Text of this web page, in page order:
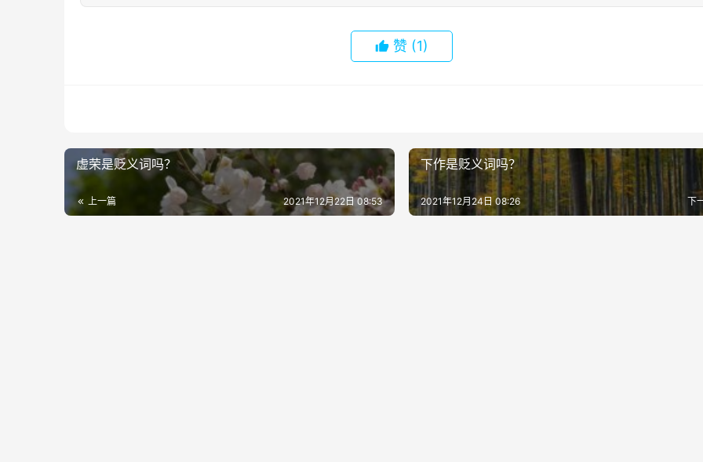
赞 (1)
虚荣是贬义词吗？
上一篇 2021年12月22日 08:53
下作是贬义词吗？
下
2021年12月24日 08:26